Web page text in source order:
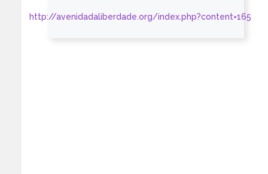
http://avenidadaliberdade.org/index.php?content=165